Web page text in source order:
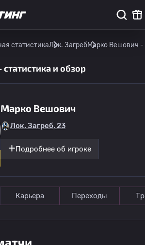
статистикаЛок. ЗагребМарко Вешович -
и обзор
Марко Вешович
Лок. Загреб, 23
Подробнее об игроке
Карьера Переходы